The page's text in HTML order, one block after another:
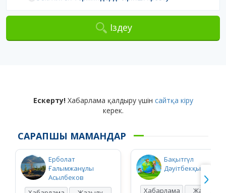
Іздеу
Ескерту!Хабарлама қалдыру үшін сайтқа кіру
керек.
САРАПШЫ МАМАНДАР
Ерболат
Ғалымжанұлы
Асылбеков
Бақытгүл
Дәуітбекқызы
Хабарлама Жазылу